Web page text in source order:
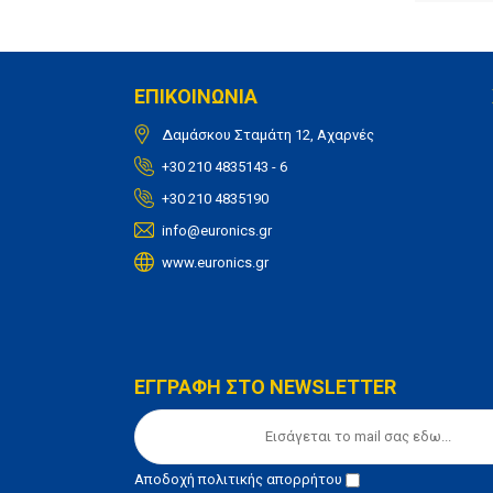
ΕΠΙΚΟΙΝΩΝΙΑ
Δαμάσκου Σταμάτη 12, Αχαρνές
+30 210 4835143 - 6
+30 210 4835190
info@euronics.gr
www.euronics.gr
ΕΓΓΡΑΦΗ ΣΤΟ NEWSLETTER
Αποδοχήπολιτικής απορρήτου